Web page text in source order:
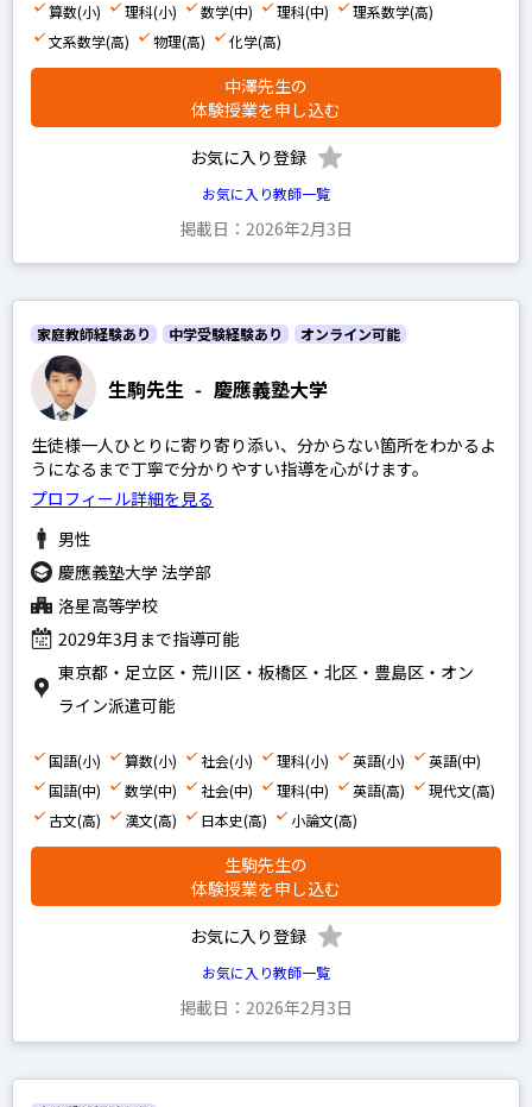
算数(小) 理科(小) 数学(中) 理科(中)
理系数学(高)
文系数学(高)
物理(高) 化学(高)
中澤先生の
体験授業を申し込む
お気に入り登録
お気に入り教師一覧
掲載日：2026年2月3日
生駒先生 - 慶應義塾大学
家庭教師経験あり 中学受験経験あり オンライン可能
生徒様一人ひとりに寄り寄り添い、分からない箇所をわかるよ
うになるまで丁寧で分かりやすい指導を心がけます。
プロフィール詳細を見る
男性
慶應義塾大学 法学部
洛星高等学校
2029年3月まで指導可能
東京都・足立区・荒川区・板橋区・北区・豊島区・オン
ライン派遣可能
国語(小) 算数(小) 社会(小) 理科(小) 英語(小)
英語(中)
国語(中)
数学(中) 社会(中) 理科(中) 英語(高)
現代文(高)
古文(高)
漢文(高) 日本史(高) 小論文(高)
生駒先生の
体験授業を申し込む
お気に入り登録
お気に入り教師一覧
掲載日：2026年2月3日